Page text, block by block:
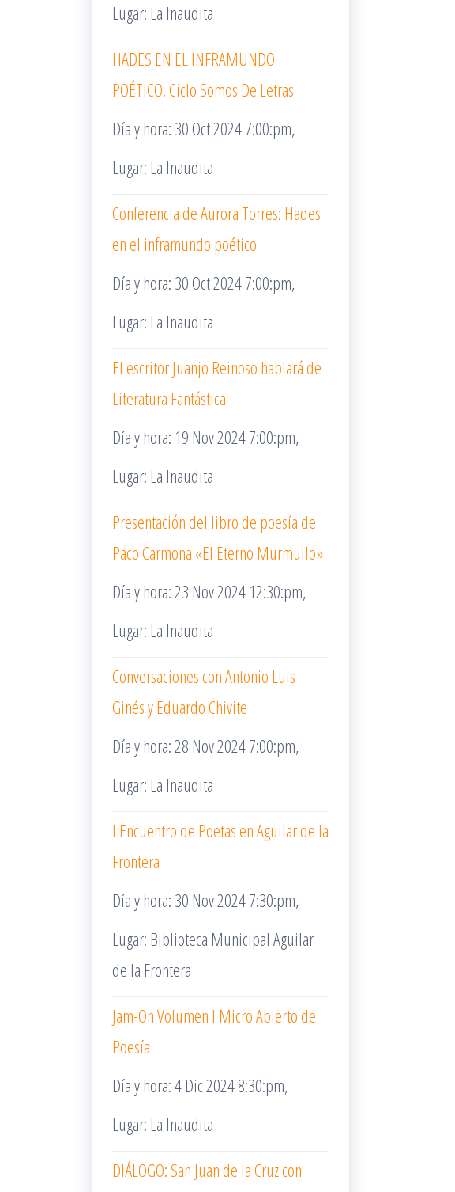
Lugar: La Inaudita
HADES EN EL INFRAMUNDO
POÉTICO. Ciclo Somos De Letras
Día y hora: 30 Oct 2024 7:00:pm,
Lugar: La Inaudita
Conferencia de Aurora Torres: Hades
en el inframundo poético
Día y hora: 30 Oct 2024 7:00:pm,
Lugar: La Inaudita
El escritor Juanjo Reinoso hablará de
Literatura Fantástica
Día y hora: 19 Nov 2024 7:00:pm,
Lugar: La Inaudita
Presentación del libro de poesía de
Paco Carmona «El Eterno Murmullo»
Día y hora: 23 Nov 2024 12:30:pm,
Lugar: La Inaudita
Conversaciones con Antonio Luis
Ginés y Eduardo Chivite
Día y hora: 28 Nov 2024 7:00:pm,
Lugar: La Inaudita
I Encuentro de Poetas en Aguilar de la
Frontera
Día y hora: 30 Nov 2024 7:30:pm,
Lugar: Biblioteca Municipal Aguilar
de la Frontera
Jam-On Volumen I Micro Abierto de
Poesía
Día y hora: 4 Dic 2024 8:30:pm,
Lugar: La Inaudita
DIÁLOGO: San Juan de la Cruz con